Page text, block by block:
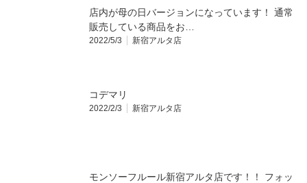
店内が母の日バージョンになっています！ 通常
販売している商品をお…
2022/5/3 新宿アルタ店
コデマリ
2022/2/3 新宿アルタ店
モンソーフルール新宿アルタ店です！！ フォッ